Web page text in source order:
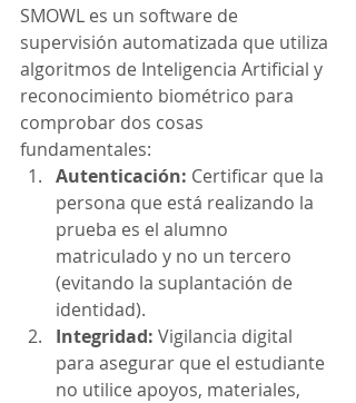
SMOWL es un software de
supervisión automatizada que utiliza
algoritmos de Inteligencia Artificial y
reconocimiento biométrico para
comprobar dos cosas
fundamentales:
Autenticación: Certificar que la
persona que está realizando la
prueba es el alumno
matriculado y no un tercero
(evitando la suplantación de
identidad).
Integridad: Vigilancia digital
para asegurar que el estudiante
no utilice apoyos, materiales,